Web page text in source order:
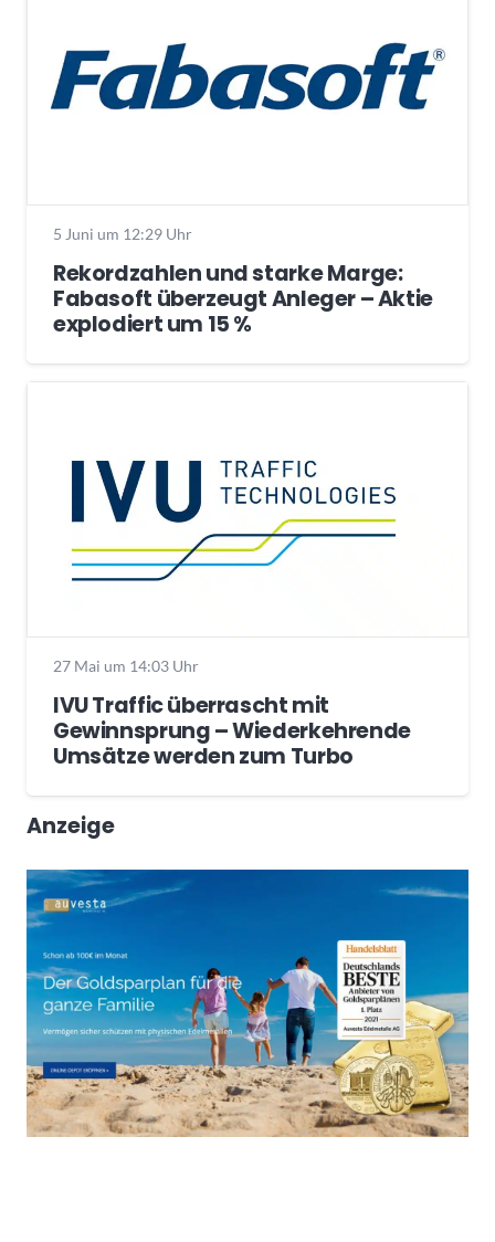
5 Juni um 12:29 Uhr
Rekordzahlen und starke Marge:
Fabasoft überzeugt Anleger – Aktie
explodiert um 15 %
27 Mai um 14:03 Uhr
IVU Traffic überrascht mit
Gewinnsprung – Wiederkehrende
Umsätze werden zum Turbo
Anzeige